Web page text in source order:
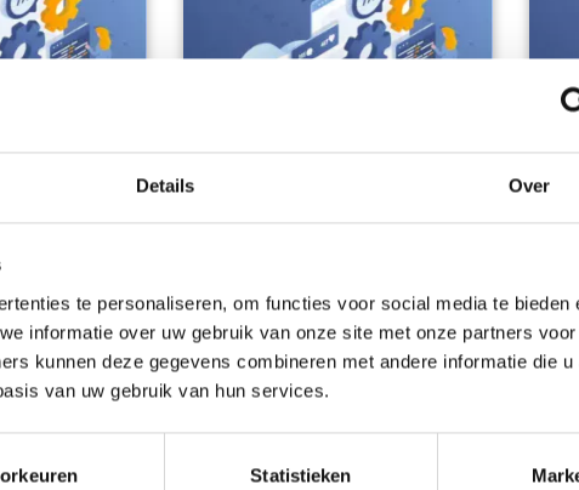
Details Over
te personaliseren, om functies voor social media te bieden
informatie over uw gebruik van onze site met onze partners
kunnen deze gegevens combineren met andere informatie die u
van uw gebruik van hun services.
Statistieken
Opties selecteren